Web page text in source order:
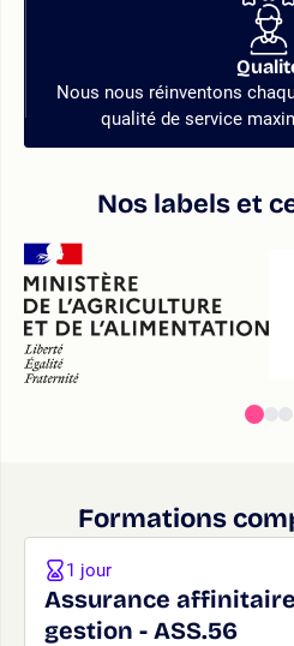
Nous nous réinventons
qualité de service
Nos labels et
Formations
Assurance
gestion - ASS.56
1 jour